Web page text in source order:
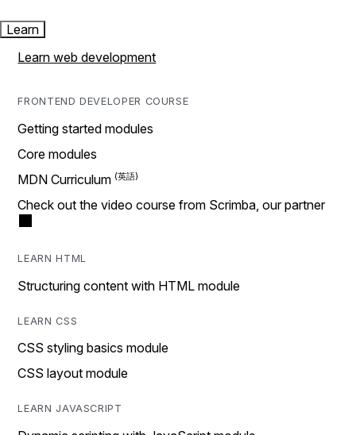
Learn
Learn web development
FRONTEND DEVELOPER COURSE
Getting started modules
Core modules
MDN Curriculum
Check out the video course from Scrimba, our partner
LEARN HTML
Structuring content with HTML module
LEARN CSS
CSS styling basics module
CSS layout module
LEARN JAVASCRIPT